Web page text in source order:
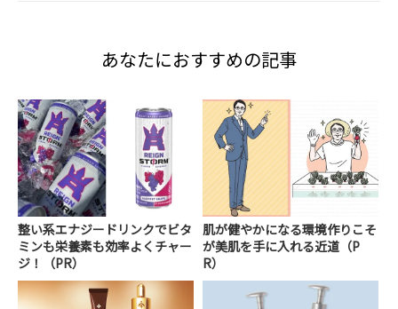
あなたにおすすめの記事
整い系エナジードリンクでビタ
ミンも栄養素も効率よくチャー
ジ！（PR）
肌が健やかになる環境作りこそ
が美肌を手に入れる近道（P
R）